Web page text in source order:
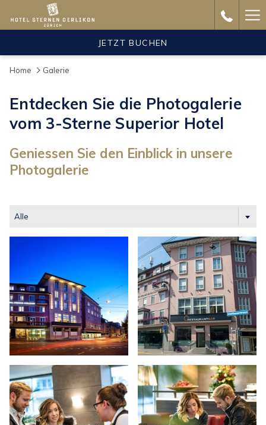
JETZT BUCHEN
Home Galerie
Entdecken Sie die Photogalerie
vom 3-Sterne Superior Hotel
Geniessen Sie den Einblick in unsere
Photogalerie
Alle